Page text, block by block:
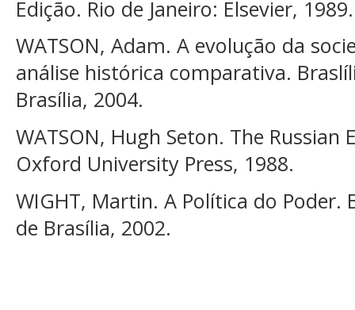
Edição. Rio de Janeiro: Elsevier, 1989.
WATSON, Adam. A evolução da
análise histórica comparativa.
Brasília, 2004.
WATSON, Hugh Seton. The
Oxford University Press, 1988.
WIGHT, Martin. A Política do Poder.
de Brasília, 2002.